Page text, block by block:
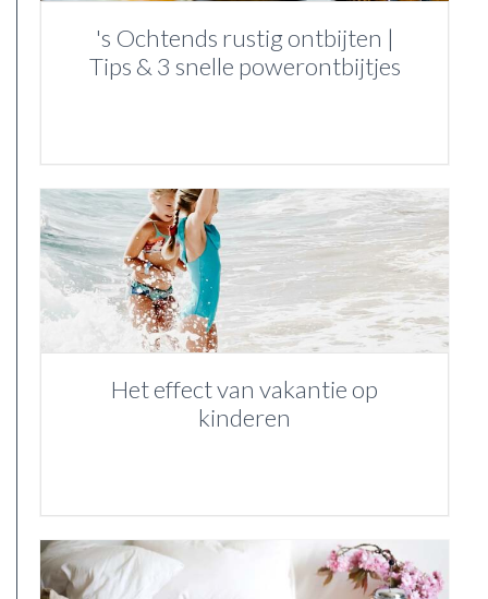
's Ochtends rustig ontbijten |
Tips & 3 snelle powerontbijtjes
Het effect van vakantie op
kinderen